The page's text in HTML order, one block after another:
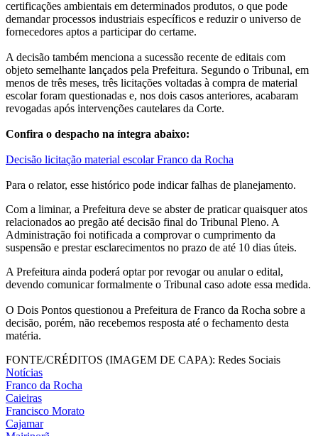
certificações ambientais em determinados produtos, o que pode
demandar processos industriais específicos e reduzir o universo de
fornecedores aptos a participar do certame.
A decisão também menciona a sucessão recente de editais com
objeto semelhante lançados pela Prefeitura. Segundo o Tribunal, em
menos de três meses, três licitações voltadas à compra de material
escolar foram questionadas e, nos dois casos anteriores, acabaram
revogadas após intervenções cautelares da Corte.
Confira o despacho na íntegra abaixo:
Decisão licitação material escolar Franco da Rocha
Para o relator, esse histórico pode indicar falhas de planejamento.
Com a liminar, a Prefeitura deve se abster de praticar quaisquer atos
relacionados ao pregão até decisão final do Tribunal Pleno. A
Administração foi notificada a comprovar o cumprimento da
suspensão e prestar esclarecimentos no prazo de até 10 dias úteis.
A Prefeitura ainda poderá optar por revogar ou anular o edital,
devendo comunicar formalmente o Tribunal caso adote essa medida.
O Dois Pontos questionou a Prefeitura de Franco da Rocha sobre a
decisão, porém, não recebemos resposta até o fechamento desta
matéria.
FONTE/CRÉDITOS (IMAGEM DE CAPA): Redes Sociais
Notícias
Franco da Rocha
Caieiras
Francisco Morato
Cajamar